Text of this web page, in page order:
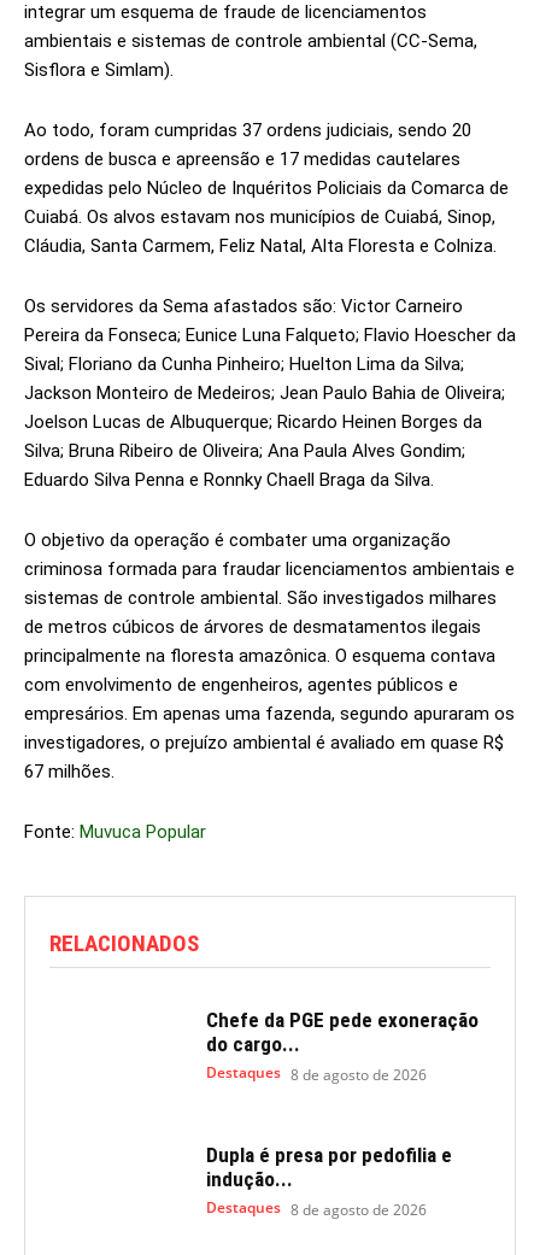
integrar um esquema de fraude de licenciamentos
ambientais e sistemas de controle ambiental (CC-Sema,
Sisflora e Simlam).
Ao todo, foram cumpridas 37 ordens judiciais, sendo 20
ordens de busca e apreensão e 17 medidas cautelares
expedidas pelo Núcleo de Inquéritos Policiais da Comarca de
Cuiabá. Os alvos estavam nos municípios de Cuiabá, Sinop,
Cláudia, Santa Carmem, Feliz Natal, Alta Floresta e Colniza.
Os servidores da Sema afastados são: Victor Carneiro
Pereira da Fonseca; Eunice Luna Falqueto; Flavio Hoescher da
Sival; Floriano da Cunha Pinheiro; Huelton Lima da Silva;
Jackson Monteiro de Medeiros; Jean Paulo Bahia de Oliveira;
Joelson Lucas de Albuquerque; Ricardo Heinen Borges da
Silva; Bruna Ribeiro de Oliveira; Ana Paula Alves Gondim;
Eduardo Silva Penna e Ronnky Chaell Braga da Silva.
O objetivo da operação é combater uma organização
criminosa formada para fraudar licenciamentos ambientais e
sistemas de controle ambiental. São investigados milhares
de metros cúbicos de árvores de desmatamentos ilegais
principalmente na floresta amazônica. O esquema contava
com envolvimento de engenheiros, agentes públicos e
empresários. Em apenas uma fazenda, segundo apuraram os
investigadores, o prejuízo ambiental é avaliado em quase R$
67 milhões.
Fonte: Muvuca Popular
RELACIONADOS
Chefe da PGE pede exoneração
do cargo...
Destaques 8 de agosto de 2026
Dupla é presa por pedofilia e
indução...
Destaques 8 de agosto de 2026